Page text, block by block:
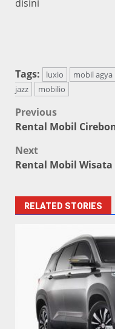
disini
Tags: luxio mobil agya
jazz
mobilio
Post
Previous
Rental Mobil
Next
Rental Mobil Wisata
RELATED STORIES